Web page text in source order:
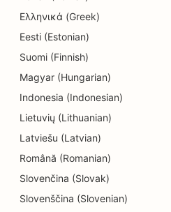
SEO pre elektrikárov
SEO pre predajne elektroniky
SEO pre endodontistov
SEO pre zábavu a rekreáciu
SEO pre strojárske firmy
EO pre etnické reštaurácie
SEO pre služby faceliftu
Ελληνικά (Greek)
Eesti (Estonian)
Suomi (Finnish)
Magyar (Hungarian)
Indonesia (Indonesian)
Lietuvių (Lithuanian)
Latviešu (Latvian)
Română (Romanian)
Slovenčina (Slovak)
Slovenščina (Slovenian)